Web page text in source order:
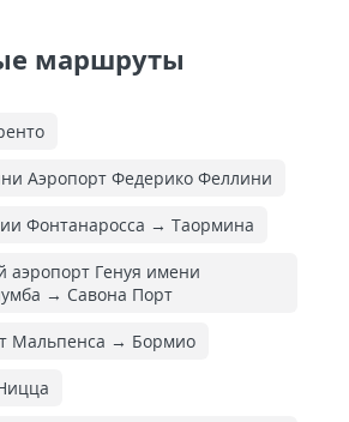
маршруты
Аэропорт Федерико Феллини
Фонтанаросса → Таормина
Генуя имени
→ Савона Порт
Мальпенса → Бормио